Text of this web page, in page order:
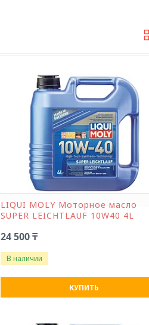
LIQUI MOLY Моторное масло
SUPER LEICHTLAUF 10W40 4L
24 500 ₸
В наличии
КУПИТЬ